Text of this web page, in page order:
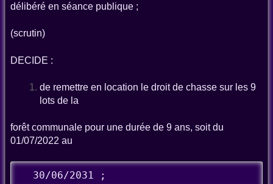
délibéré en séance publique ;
(scrutin)
DECIDE :
de remettre en location le droit de chasse sur les 9
lots de la
forêt communale pour une durée de 9 ans, soit du
01/07/2022 au
  30/06/2031 ;